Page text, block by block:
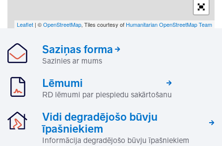
Leaflet | ©OpenStreetMap, Tiles courtesy of Humanitarian OpenStreetMap Team
Saziņas forma
Sazinies ar mums
Lēmumi
RD lēmumi par piespiedu sakārtošanu
Vidi degradējošo būvju
īpašniekiem
Informācija degradējošo būvju īpašniekiem